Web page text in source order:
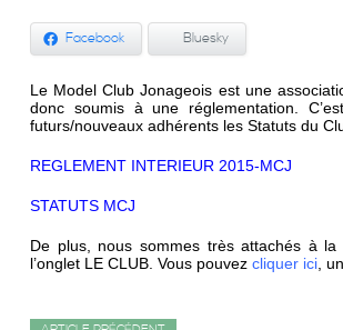
Facebook Bluesky
Le Model Club Jonageois est une
donc soumis à une réglementation.
futurs/nouveaux adhérents les Statuts du
REGLEMENT INTERIEUR 2015-MCJ
STATUTS MCJ
De plus, nous sommes très attachés à
l’onglet LE CLUB. Vous pouvez cliquer ici ,